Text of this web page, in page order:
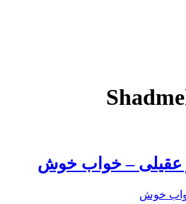
عقیلی – خواب خوش